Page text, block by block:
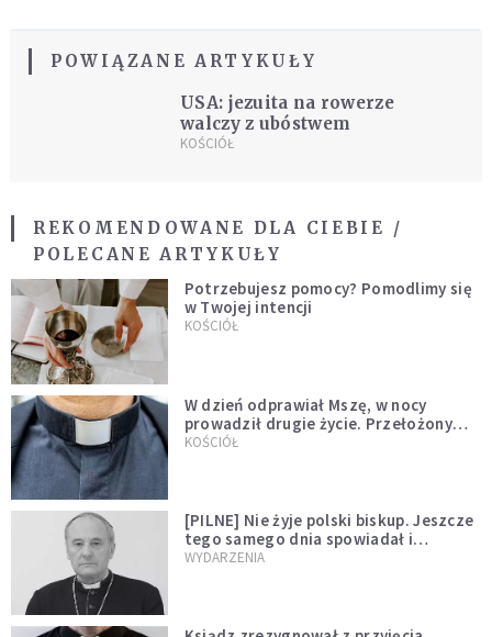
POWIĄZANE ARTYKUŁY
USA: jezuita na rowerze
walczy z ubóstwem
KOŚCIÓŁ
REKOMENDOWANE DLA CIEBIE /
POLECANE ARTYKUŁY
Potrzebujesz pomocy? Pomodlimy się
w Twojej intencji
KOŚCIÓŁ
W dzień odprawiał Mszę, w nocy
prowadził drugie życie. Przełożony
kazał mu opuścić zakon
KOŚCIÓŁ
[PILNE] Nie żyje polski biskup. Jeszcze
tego samego dnia spowiadał i
sprawował Mszę świętą
WYDARZENIA